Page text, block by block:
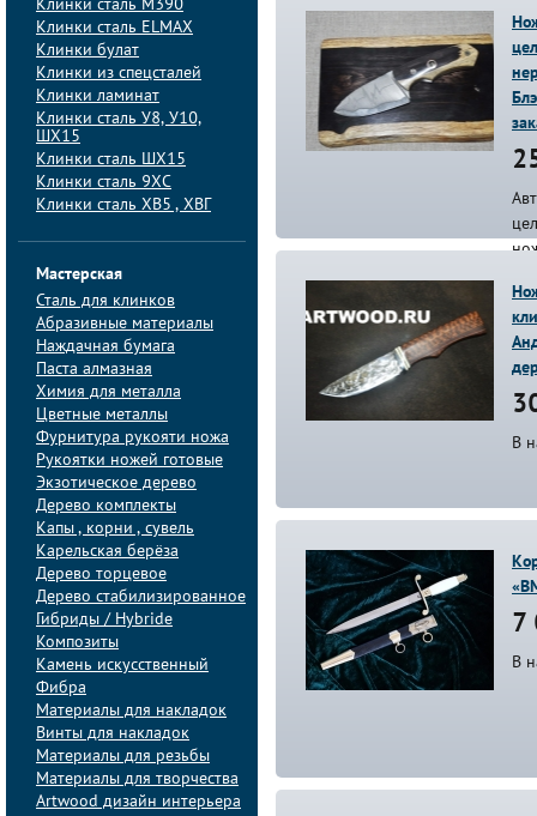
Клинки сталь M390
Клинки сталь ELMAX
Клинки булат
Клинки из спецсталей
Клинки ламинат
Клинки сталь У8, У10,
ШХ15
Клинки сталь ШХ15
Клинки сталь 9ХС
Клинки сталь ХВ5 , ХВГ
Мастерская
Сталь для клинков
Абразивные материалы
Наждачная бумага
Паста алмазная
Химия для металла
Цветные металлы
Фурнитура рукояти ножа
Рукоятки ножей готовые
Экзотическое дерево
Дерево комплекты
Капы , корни , сувель
Карельская берёза
Дерево торцевое
Дерево стабилизированное
Гибриды / Hybride
Композиты
Камень искусственный
Фибра
Материалы для накладок
Винты для накладок
Материалы для резьбы
Материалы для творчества
Artwood дизайн интерьера
В
7
В